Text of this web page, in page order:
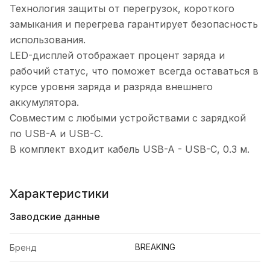
Технология защиты от перегрузок, короткого
замыкания и перегрева гарантирует безопасность
использования.
LED-дисплей отображает процент заряда и
рабочий статус, что поможет всегда оставаться в
курсе уровня заряда и разряда внешнего
аккумулятора.
Совместим с любыми устройствами с зарядкой
по USB-A и USB-C.
В комплект входит кабель USB-A - USB-C, 0.3 м.
Характеристики
Заводские данные
Бренд BREAKING